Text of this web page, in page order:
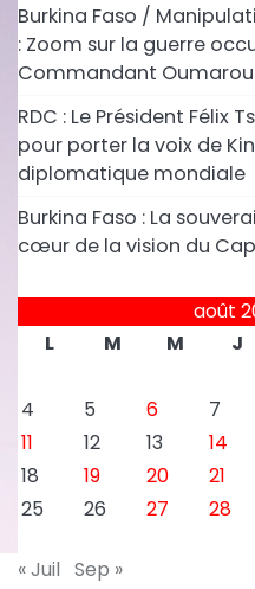
Burkina Faso /
: Zoom sur la guerre
Commandant
RDC : Le Président Félix
pour porter la voix de
diplomatique mondiale
Burkina Faso : La
cœur de la vision du
août
L
M M J
4
5 6 7
11
12 13 14
18
19 20 21
25
26 27 28
« Juil Sep »